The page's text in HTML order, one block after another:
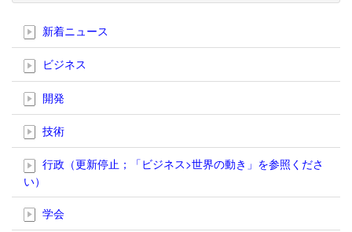
新着ニュース
ビジネス
開発
技術
行政（更新停止；「ビジネス>世界の動き」を参照くださ
い）
学会